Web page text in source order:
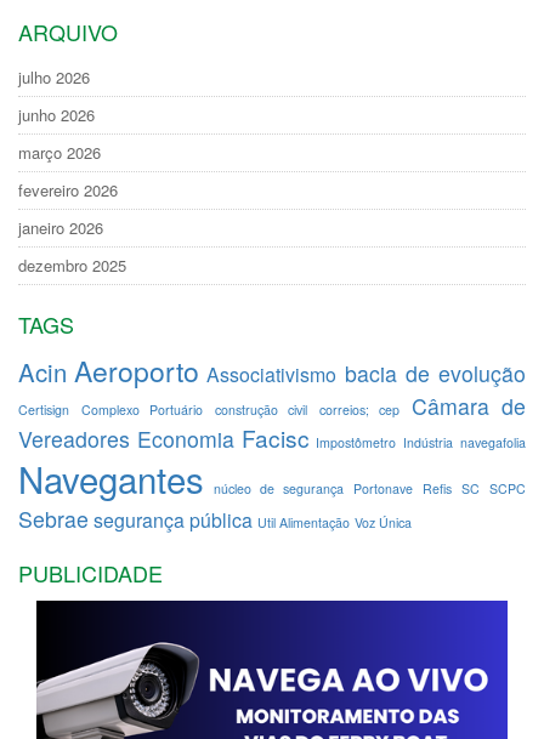
ARQUIVO
julho 2026
junho 2026
março 2026
fevereiro 2026
janeiro 2026
dezembro 2025
TAGS
Acin Aeroporto Associativismo bacia de evolução
Certisign Complexo Portuário construção civil correios; cep
Câmara de
Vereadores Economia Facisc Impostômetro Indústria navegafolia
Navegantes núcleo de segurança Portonave Refis SC SCPC
Sebrae segurança pública Util Alimentação Voz Única
PUBLICIDADE